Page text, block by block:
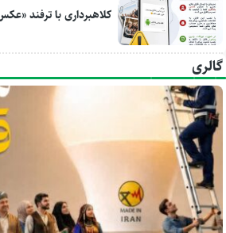
کلاهبرداری با ترفند
گالری